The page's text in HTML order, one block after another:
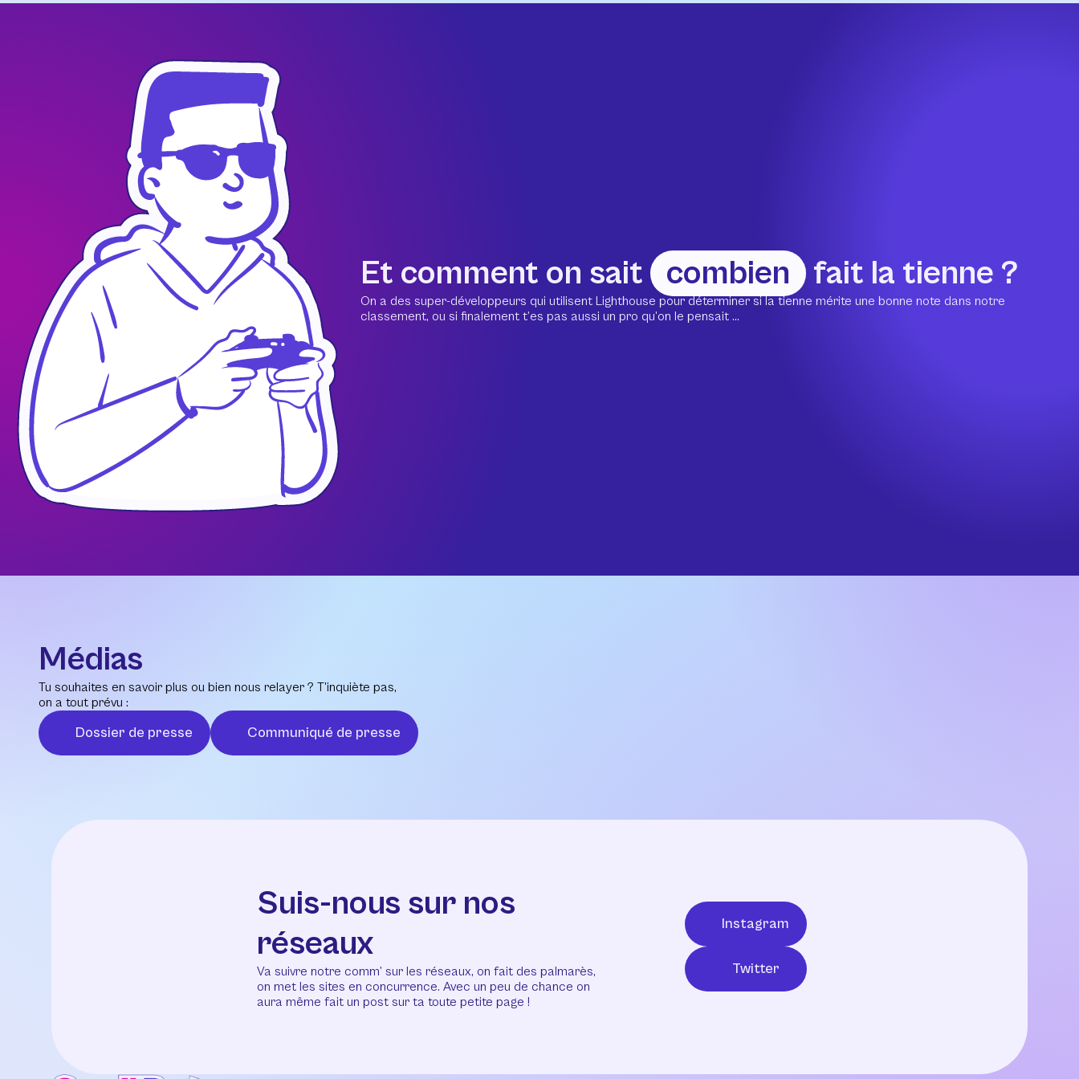
Et comment on sait combien fait la tienne ?
On a des super-développeurs qui utilisent Lighthouse pour déterminer si la tienne mérite une bonne note dans notre
classement, ou si finalement t’es pas aussi un pro qu’on le pensait ...
Médias
Tu souhaites en savoir plus ou bien nous relayer ? T’inquiète pas,
on a tout prévu :
Dossier de presse Communiqué de presse
Suis-nous sur nos
réseaux
Va suivre notre comm’ sur les réseaux, on fait des palmarès,
on met les sites en concurrence. Avec un peu de chance on
aura même fait un post sur ta toute petite page !
Instagram
Twitter